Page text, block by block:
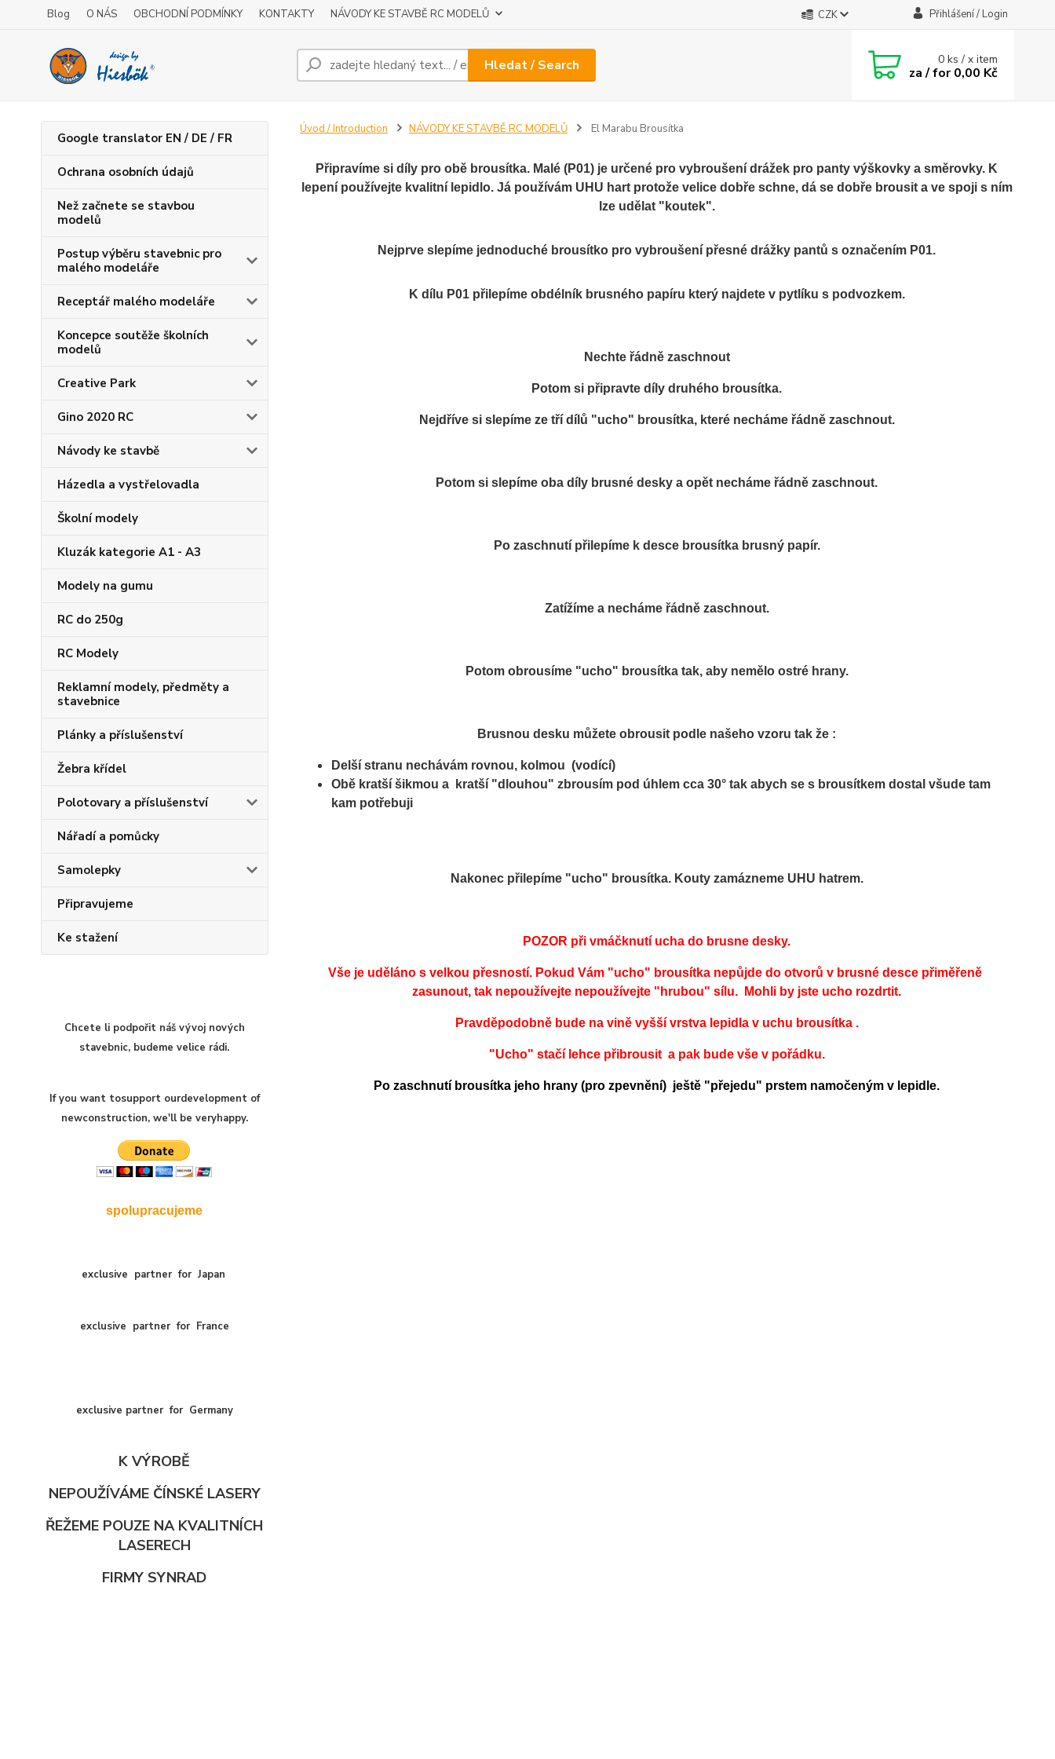
Blog O NÁS OBCHODNÍ PODMÍNKY KONTAKTY NÁVODY KE STAVBĚ RC MODELŮ CZK Přihlášení / Login
Hledat / Search 0ks / x item
za / for0,00 Kč
Google translator EN / DE / FR
Ochrana osobních údajů
Než začnete se stavbou
modelů
Postup výběru stavebnic pro
malého modeláře
Receptář malého modeláře
Koncepce soutěže školních
modelů
Creative Park
Gino 2020 RC
Návody ke stavbě
Házedla a vystřelovadla
Školní modely
Kluzák kategorie A1 - A3
Modely na gumu
RC do 250g
RC Modely
Reklamní modely, předměty a
stavebnice
Plánky a příslušenství
Žebra křídel
Polotovary a příslušenství
Nářadí a pomůcky
Samolepky
Připravujeme
Ke stažení
Chcete li podpořit náš vývoj nových
stavebnic, budeme velice rádi.
If you want tosupport ourdevelopment of
newconstruction, we'll be veryhappy.
spolupracujeme
exclusive partner for Japan
exclusive partner for France
exclusive partner for Germany
K VÝROBĚ
NEPOUŽÍVÁME ČÍNSKÉ LASERY
ŘEŽEME POUZE NA KVALITNÍCH
LASERECH
FIRMY SYNRAD
Úvod / Introduction NÁVODY KE STAVBĚ RC MODELŮ El Marabu Brousítka
Připravíme si díly pro obě brousítka. Malé (P01) je určené pro vybroušení drážek pro panty výškovky a směrovky. K
lepení používejte kvalitní lepidlo. Já používám UHU hart protože velice dobře schne, dá se dobře brousit a ve spoji s ním
lze udělat "koutek".
Nejprve slepíme jednoduché brousítko pro vybroušení přesné drážky pantů s označením P01.
K dílu P01 přilepíme obdélník brusného papíru který najdete v pytlíku s podvozkem.
Nechte řádně zaschnout
Potom si připravte díly druhého brousítka.
Nejdříve si slepíme ze tří dílů "ucho" brousítka, které necháme řádně zaschnout.
Potom si slepíme oba díly brusné desky a opět necháme řádně zaschnout.
Po zaschnutí přilepíme k desce brousítka brusný papír.
Zatížíme a necháme řádně zaschnout.
Potom obrousíme "ucho" brousítka tak, aby nemělo ostré hrany.
Brusnou desku můžete obrousit podle našeho vzoru tak že :
Delší stranu nechávám rovnou, kolmou (vodící)
Obě kratší šikmou a kratší "dlouhou" zbrousím pod úhlem cca 30° tak abych se s brousítkem dostal všude tam
kam potřebuji
Nakonec přilepíme "ucho" brousítka. Kouty zamázneme UHU hatrem.
POZOR při vmáčknutí ucha do brusne desky.
Vše je uděláno s velkou přesností. Pokud Vám "ucho" brousítka nepůjde do otvorů v brusné desce přiměřeně
zasunout, tak nepoužívejte nepoužívejte "hrubou" sílu. Mohli by jste ucho rozdrtit.
Pravděpodobně bude na vině vyšší vrstva lepidla v uchu brousítka .
"Ucho" stačí lehce přibrousit a pak bude vše v pořádku.
Po zaschnutí brousítka jeho hrany (pro zpevnění) ještě "přejedu" prstem namočeným v lepidle.